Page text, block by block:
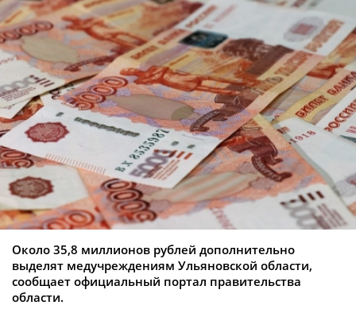
Около 35,8 миллионов рублей дополнительно
выделят медучреждениям Ульяновской области,
сообщает официальный портал правительства
области.